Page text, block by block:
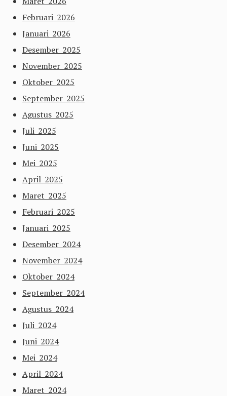
Februari 2026
Januari 2026
Desember 2025
November 2025
Oktober 2025
September 2025
Agustus 2025
Juli 2025
Juni 2025
Mei 2025
April 2025
Maret 2025
Februari 2025
Januari 2025
Desember 2024
November 2024
Oktober 2024
September 2024
Agustus 2024
Juli 2024
Juni 2024
Mei 2024
April 2024
Maret 2024